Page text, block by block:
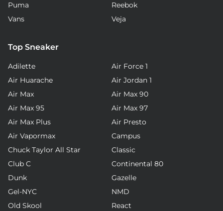
Puma
Reebok
Vans
Veja
Top Sneaker
Adilette
Air Force 1
Air Huarache
Air Jordan 1
Air Max
Air Max 90
Air Max 95
Air Max 97
Air Max Plus
Air Presto
Air Vapormax
Campus
Chuck Taylor All Star
Classic
Club C
Continental 80
Dunk
Gazelle
Gel-NYC
NMD
Old Skool
React